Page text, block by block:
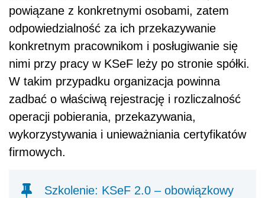
powiązane z konkretnymi osobami, zatem
odpowiedzialność za ich przekazywanie
konkretnym pracownikom i posługiwanie się
nimi przy pracy w KSeF leży po stronie spółki.
W takim przypadku organizacja powinna
zadbać o właściwą rejestrację i rozliczalność
operacji pobierania, przekazywania,
wykorzystywania i unieważniania certyfikatów
firmowych.
Szkolenie: KSeF 2.0 – obowiązkowy